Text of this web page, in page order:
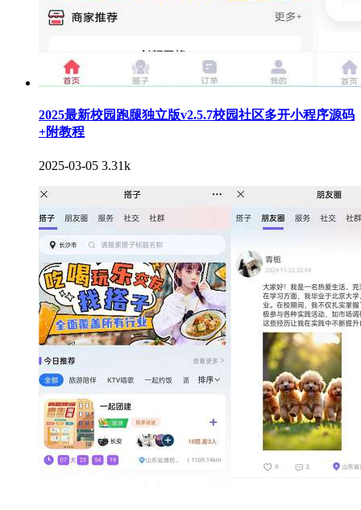
2025最新校园跑腿独立版v2.5.7校园社区多开小程序源码
+附教程
2025-03-05 3.31k